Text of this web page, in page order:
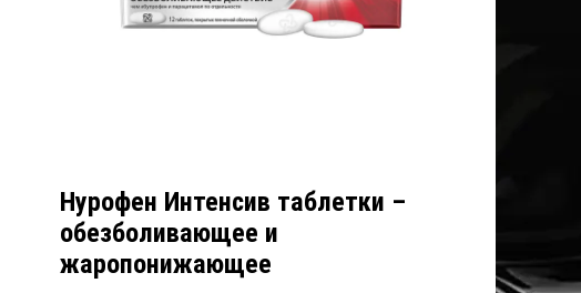
Нурофен Интенсив таблетки –
обезболивающее и
жаропонижающее